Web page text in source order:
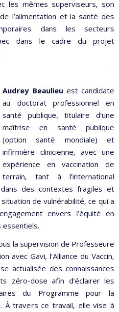
les mêmes superviseurs, son
l’alimentation et la santé des
dans les secteurs
dans le cadre du projet
Audrey Beaulieu est candidate
au doctorat professionnel en
santé publique, titulaire d’une
maîtrise en santé publique
(option santé mondiale) et
infirmière clinicienne, avec une
expérience en vaccination de
terrain, tant à l’international
dans des contextes fragiles et
de vulnérabilité, ce qui a
envers l’équité en
essentiels.
la supervision de Professeure
avec Gavi, l’Alliance du Vaccin,
actualisée des connaissances
zéro-dose afin d’éclairer les
du Programme pour la
À travers ce travail, elle vise à